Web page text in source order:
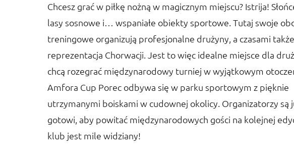
Chcesz grać w piłkę nożną w magicznym miejscu? Istrija!
lasy sosnowe i… wspaniałe obiekty sportowe. Tutaj swoje
treningowe organizują profesjonalne drużyny, a czasami także
reprezentacja Chorwacji. Jest to więc idealne miejsce dla
chcą rozegrać międzynarodowy turniej w wyjątkowym
Amfora Cup Porec odbywa się w parku sportowym z pięknie
utrzymanymi boiskami w cudownej okolicy. Organizatorzy są
gotowi, aby powitać międzynarodowych gości na kolejnej
klub jest mile widziany!